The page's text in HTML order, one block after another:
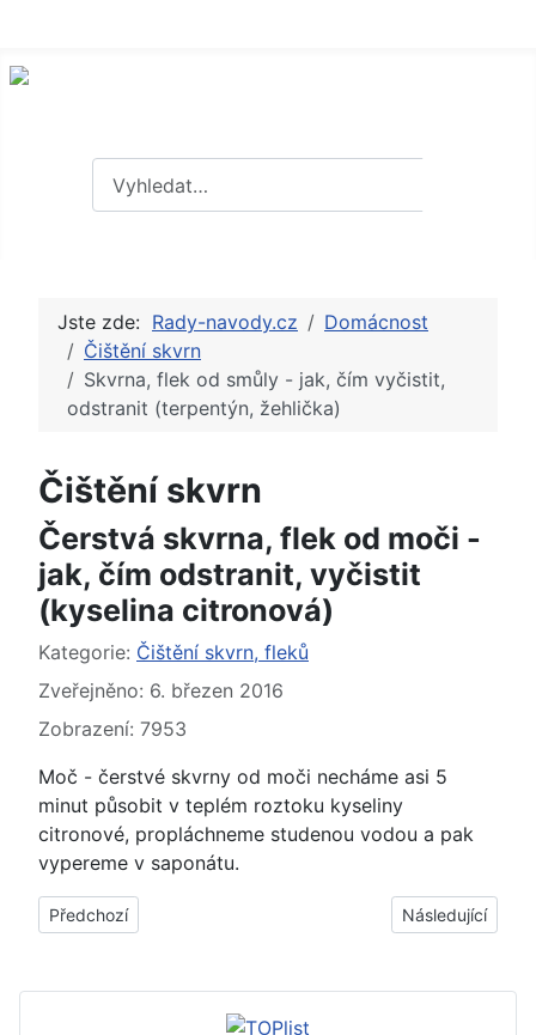
Jste zde: Rady-navody.cz
Domácnost
Čištění skvrn
Skvrna, flek od smůly - jak, čím vyčistit,
odstranit (terpentýn, žehlička)
Čištění skvrn
Čerstvá skvrna, flek od moči -
jak, čím odstranit, vyčistit
(kyselina citronová)
Základní údaje
Kategorie: Čištění skvrn, fleků
Zveřejněno: 6. březen 2016
Zobrazení: 7953
Moč - čerstvé skvrny od moči necháme asi 5
minut působit v teplém roztoku kyseliny
citronové, propláchneme studenou vodou a pak
vypereme v saponátu.
Předchozí článek: Čerstvá skvrna, flek od moči - jak, čím
Předchozí Další článek:
Následující